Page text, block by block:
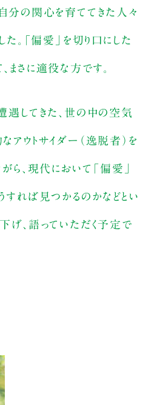
分の関心を育ててきた人々
た。「偏愛」を切り口にした
まさに適役な方です。
遇してきた、世の中の空気
アウトサイダー（逸脱者）を
ら、現代において「偏愛」
すれば見つかるのかなどとい
げ、語っていただく予定で